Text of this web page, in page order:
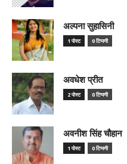
अल्पना सुहासिनी
1 पोस्ट 0 टिप्पणी
अवधेश प्रीत
2 पोस्ट 0 टिप्पणी
अवनीश सिंह चौहान
1 पोस्ट 0 टिप्पणी